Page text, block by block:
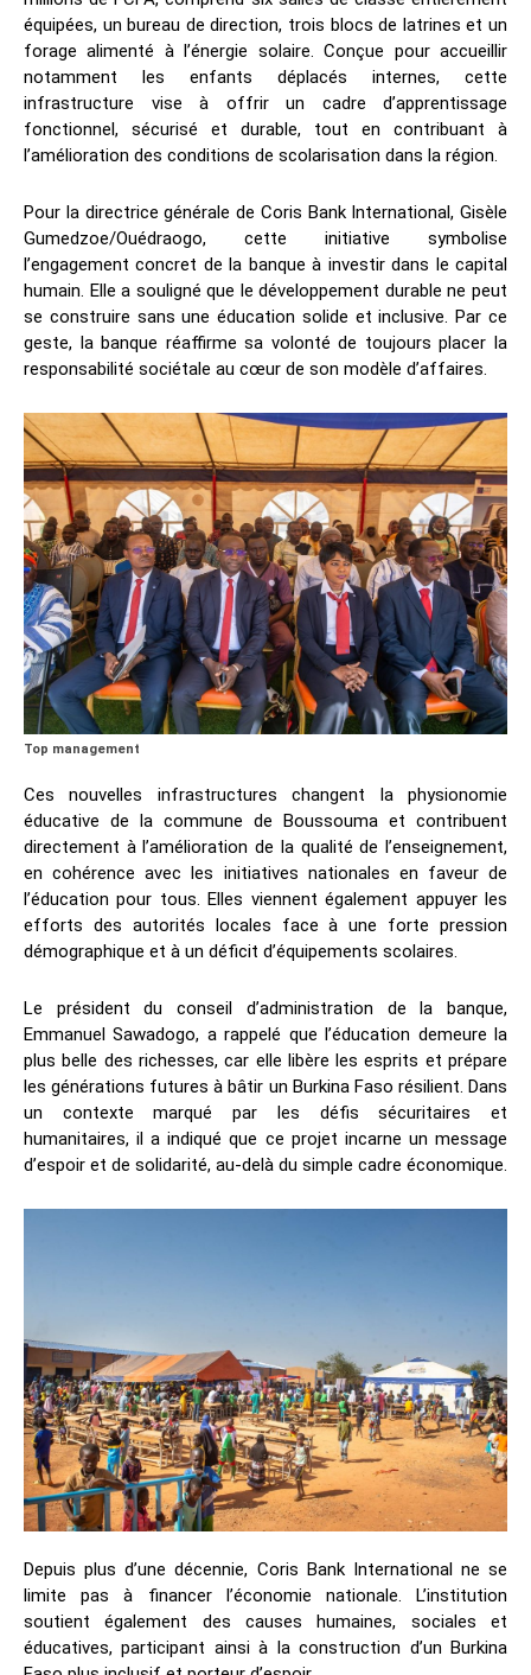
équipées, un bureau de direction, trois blocs de latrines et un
forage alimenté à l’énergie solaire. Conçue pour accueillir
notamment les enfants déplacés internes, cette
infrastructure vise à offrir un cadre d’apprentissage
fonctionnel, sécurisé et durable, tout en contribuant à
l’amélioration des conditions de scolarisation dans la région.
Pour la directrice générale de Coris Bank International, Gisèle
Gumedzoe/Ouédraogo, cette initiative symbolise
l’engagement concret de la banque à investir dans le capital
humain. Elle a souligné que le développement durable ne peut
se construire sans une éducation solide et inclusive. Par ce
geste, la banque réaffirme sa volonté de toujours placer la
responsabilité sociétale au cœur de son modèle d’affaires.
Top management
Ces nouvelles infrastructures changent la physionomie
éducative de la commune de Boussouma et contribuent
directement à l’amélioration de la qualité de l’enseignement,
en cohérence avec les initiatives nationales en faveur de
l’éducation pour tous. Elles viennent également appuyer les
efforts des autorités locales face à une forte pression
démographique et à un déficit d’équipements scolaires.
Le président du conseil d’administration de la banque,
Emmanuel Sawadogo, a rappelé que l’éducation demeure la
plus belle des richesses, car elle libère les esprits et prépare
les générations futures à bâtir un Burkina Faso résilient. Dans
un contexte marqué par les défis sécuritaires et
humanitaires, il a indiqué que ce projet incarne un message
d’espoir et de solidarité, au-delà du simple cadre économique.
Depuis plus d’une décennie, Coris Bank International ne se
limite pas à financer l’économie nationale. L’institution
soutient également des causes humaines, sociales et
éducatives, participant ainsi à la construction d’un Burkina